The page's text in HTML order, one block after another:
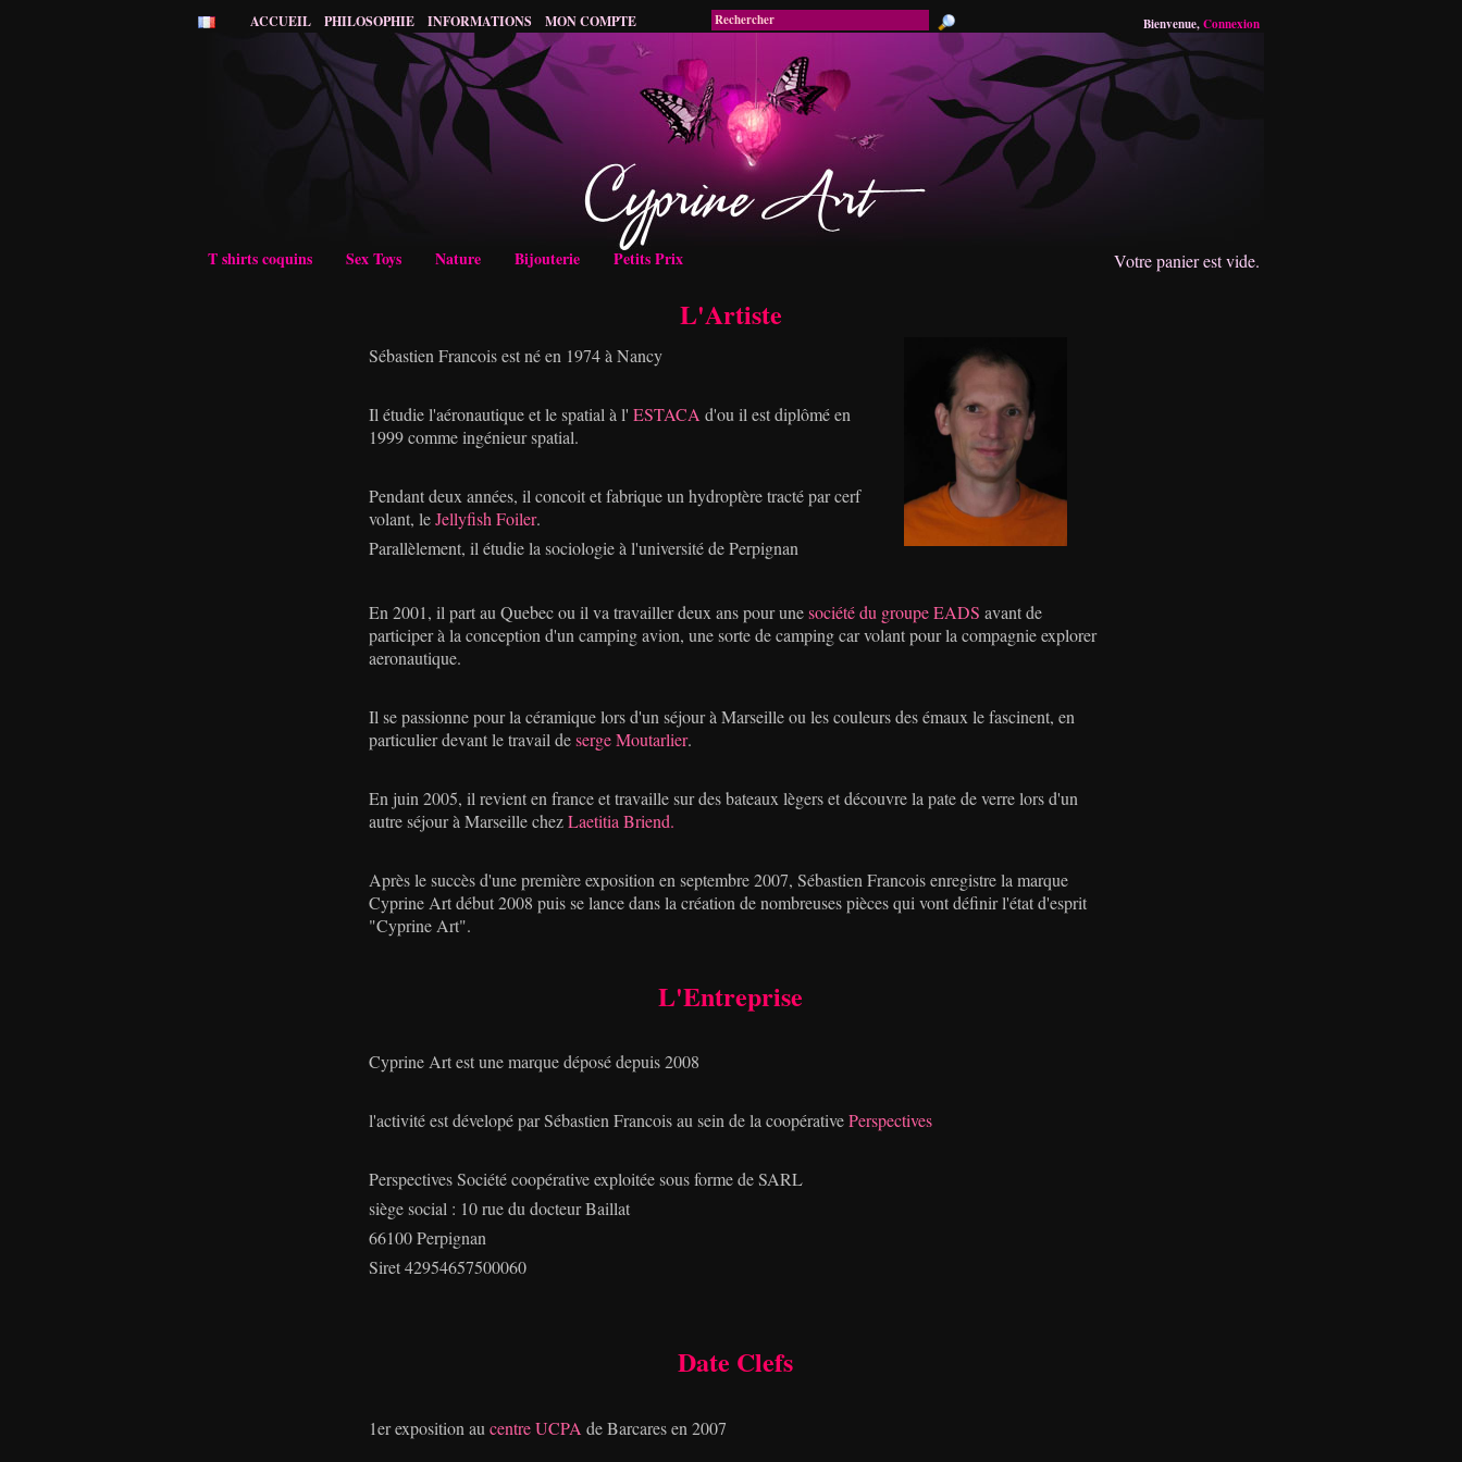
ACCUEIL PHILOSOPHIE INFORMATIONS MON COMPTE Bienvenue,Connexion
T shirts coquins Sex Toys Nature Bijouterie Petits Prix Votre panier est vide.
L'Artiste
Sébastien Francois est né en 1974 à Nancy
Il étudie l'aéronautique et le spatial à l' ESTACA d'ou il est diplômé en
1999 comme ingénieur spatial.
Pendant deux années, il concoit et fabrique un hydroptère tracté par cerf
volant, leJellyfish Foiler.
Parallèlement, il étudie la sociologie à l'université de Perpignan
En 2001, il part au Quebec ou il va travailler deux ans pour unesociété du groupe EADS avant de
participer à la conception d'un camping avion, une sorte de camping car volant pour la compagnie explorer
aeronautique.
Il se passionne pour la céramique lors d'un séjour à Marseille ou les couleurs des émaux le fascinent, en
particulier devant le travail deserge Moutarlier.
En juin 2005, il revient en france et travaille sur des bateaux lègers et découvre la pate de verre lors d'un
autre séjour à Marseille chezLaetitia Briend.
Après le succès d'une première exposition en septembre 2007, Sébastien Francois enregistre la marque
Cyprine Art début 2008 puis se lance dans la création de nombreuses pièces qui vont définir l'état d'esprit
"Cyprine Art".
L'Entreprise
Cyprine Art est une marque déposé depuis 2008
l'activité est dévelopé par Sébastien Francois au sein de la coopérativePerspectives
Perspectives Société coopérative exploitée sous forme de SARL
siège social : 10 rue du docteur Baillat
66100 Perpignan
Siret 42954657500060
Date Clefs
1er exposition aucentre UCPA de Barcares en 2007